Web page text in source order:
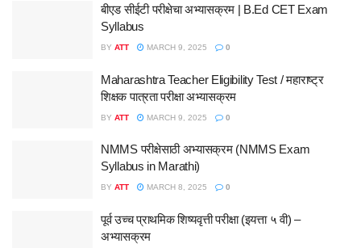
बीएड सीईटी परीक्षेचा अभ्यासक्रम | B.Ed CET Exam
Syllabus
BY ATT MARCH 9, 2025 0
Maharashtra Teacher Eligibility Test / महाराष्ट्र
शिक्षक पात्रता परीक्षा अभ्यासक्रम
BY ATT MARCH 9, 2025 0
NMMS परीक्षेसाठी अभ्यासक्रम (NMMS Exam
Syllabus in Marathi)
BY ATT MARCH 8, 2025 0
पूर्व उच्च प्राथमिक शिष्यवृत्ती परीक्षा (इयत्ता ५ वी) –
अभ्यासक्रम